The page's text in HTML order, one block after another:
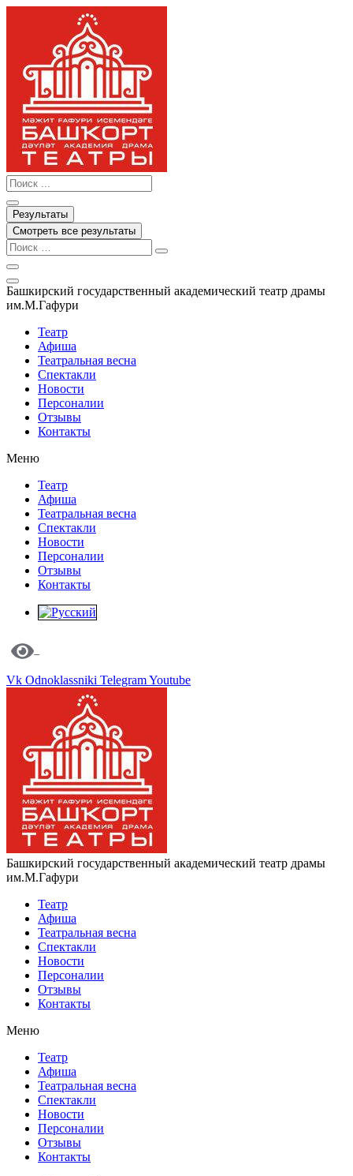
содержимому
Search
...
Результаты
Смотреть все результаты
Башкирский государственный академический театр драмы
им.М.Гафури
Театр
Афиша
Театральная весна
Спектакли
Новости
Персоналии
Отзывы
Контакты
Меню
Театр
Афиша
Театральная весна
Спектакли
Новости
Персоналии
Отзывы
Контакты
Vk Odnoklassniki TelegramYoutube
Башкирский государственный академический театр драмы
им.М.Гафури
Театр
Афиша
Театральная весна
Спектакли
Новости
Персоналии
Отзывы
Контакты
Меню
Театр
Афиша
Театральная весна
Спектакли
Новости
Персоналии
Отзывы
Контакты